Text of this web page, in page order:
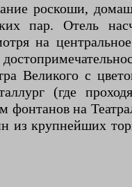
роскоши,
пар. Отель
на
Великого с
(где
фонтанов на
крупнейших